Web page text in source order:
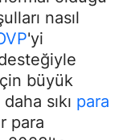
nasıl
'yi
büyük
sıkı para
para